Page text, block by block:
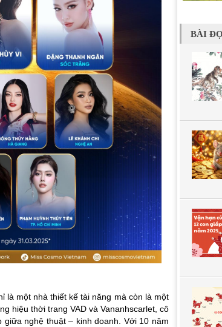
là một nhà thiết kế tài năng mà còn là một
hiệu thời trang VAD và Vananhscarlet, cô
nghệ thuật – kinh doanh. Với 10 năm
BÀI